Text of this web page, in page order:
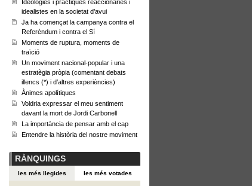
Ideologies i pràctiques reaccionàries i
idealistes en la societat d’avui
Ja ha començat la campanya contra el
Referèndum i contra el Sí
Moments de ruptura, moments de
traïció
Un moviment nacional-popular i una
estratègia pròpia (comentant debats
illencs (*) i d’altres experiències)
Ànimes apolítiques
Voldria expressar el meu sentiment
davant la mort de Jordi Carbonell
La importància de pensar amb el cap
Entendre la història del nostre moviment
RÀNQUINGS
les més llegides les més votades